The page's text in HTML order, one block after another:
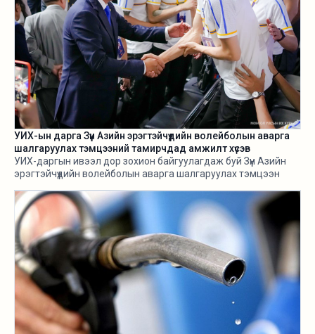
УИХ-ын дарга Зүүн Азийн эрэгтэйчүүдийн волейболын аварга
шалгаруулах тэмцээний тамирчдад амжилт хүсэв
УИХ-даргын ивээл дор зохион байгуулагдаж буй Зүүн Азийн
эрэгтэйчүүдийн волейболын аварга шалгаруулах тэмцээн